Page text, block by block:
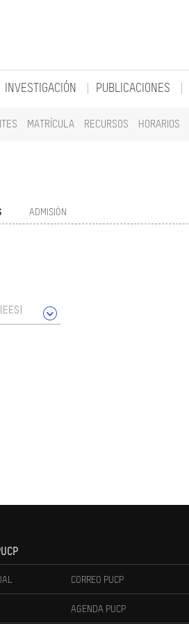
MATRÍCULA RECURSOS HORARIOS
INVESTIGACIÓN PUBLICACIONES
ADMISIÓN
CORREO PUCP
AGENDA PUCP